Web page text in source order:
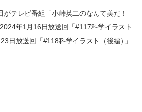
がテレビ番組「小峠英二のなんて美だ！
年1月16日放送回「#117科学イラスト
23日放送回「#118科学イラスト（後編） 」